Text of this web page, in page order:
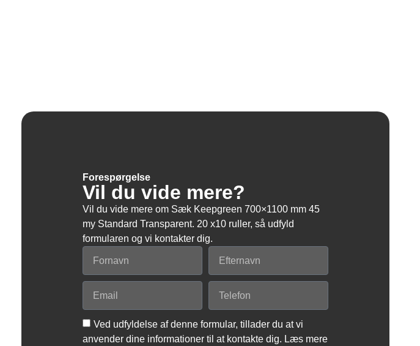
Forespørgelse
Vil du vide mere?
Vil du vide mere om Sæk Keepgreen 700×1100 mm 45
my Standard Transparent. 20 x10 ruller, så udfyld
formularen og vi kontakter dig.
Ved udfyldelse af denne formular, tillader du at vi
anvender dine informationer til at kontakte dig. Læs mere